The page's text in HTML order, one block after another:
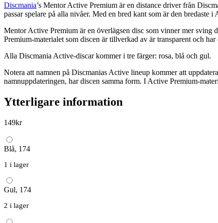
Discmania’s Mentor Active Premium är en distance driver från
passar spelare på alla nivåer. Med en bred kant som är den
Mentor Active Premium är en överlägsen disc som vinner mer sving
Premium-materialet som discen är tillverkad av är transparent och
Alla Discmania Active-discar kommer i tre färger: rosa, blå och gul.
Notera att namnen på Discmanias Active lineup kommer att
namnuppdateringen, har discen samma form. I Active Premium-
Ytterligare information
149kr
Blå, 174
1 i lager
Gul, 174
2 i lager